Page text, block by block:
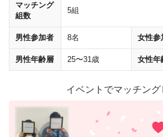
横断歩道を１つ渡りそのまま直進すると、右
までお上がりください。
西梅田駅からのアクセス
マッチング
組数
5組
男性参加者 8名 女性参
男性年齢層 25〜31歳 女性年
イベントでマッチン